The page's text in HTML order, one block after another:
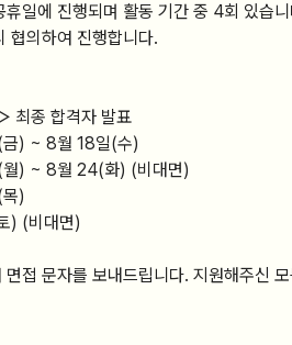
휴일에 진행되며 활동 기간 중 4회 있습
협의하여 진행합니다.
최종 합격자 발표
) ~ 8월 18일(수)
) ~ 8월 24(화) (비대면)
)
) (비대면)
접 문자를 보내드립니다. 지원해주신